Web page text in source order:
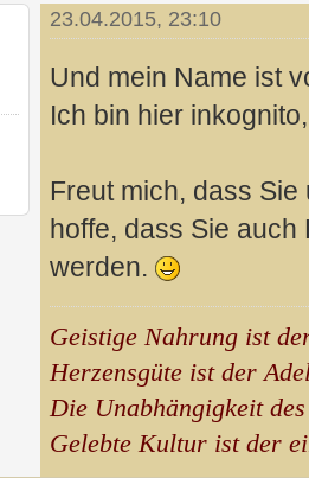
23.04.2015, 23:10
Und mein Name ist
Ich bin hier
Freut mich, dass
hoffe, dass Sie
werden.
Geistige Nahrung ist
Herzensgüte ist der
Die Unabhängigkeit
Gelebte Kultur ist der